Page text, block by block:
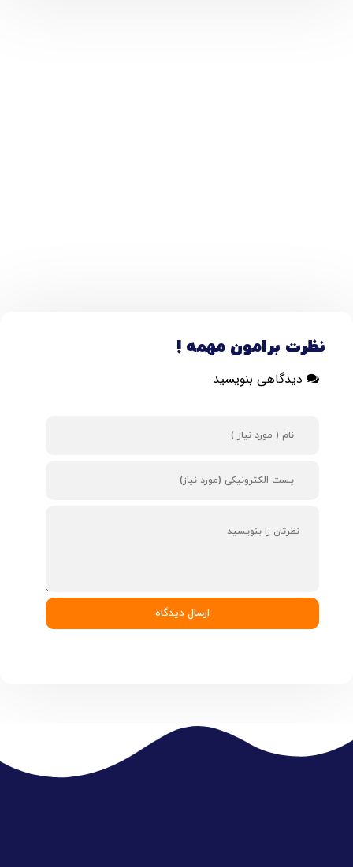
نظرت برامون مهمه !
دیدگاهی بنویسید